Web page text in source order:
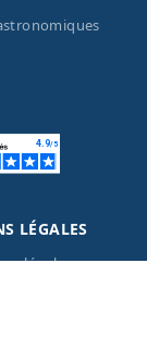
LÉGALES
légales